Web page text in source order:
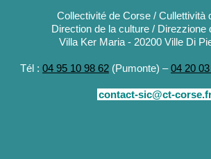
Collectivité de Corse / Cullettività
Direction de la culture / Direzzione
Villa Ker Maria - 20200 Ville Di
Tél : 04 95 10 98 62 (Pumonte) –04 20
contact-sic@ct-